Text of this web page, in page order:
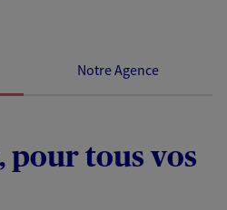
Notre Agence
pour tous vos